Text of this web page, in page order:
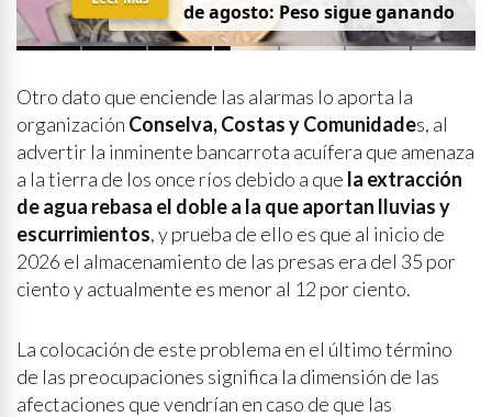
de agosto: Peso sigue ganando
Otro dato que enciende las alarmas lo aporta la
organización Conselva, Costas y Comunidades, al
advertir la inminente bancarrota acuífera que amenaza
a la tierra de los once ríos debido a que la extracción
de agua rebasa el doble a la que aportan lluvias y
escurrimientos, y prueba de ello es que al inicio de
2026 el almacenamiento de las presas era del 35 por
ciento y actualmente es menor al 12 por ciento.
La colocación de este problema en el último término
de las preocupaciones significa la dimensión de las
afectaciones que vendrían en caso de que las